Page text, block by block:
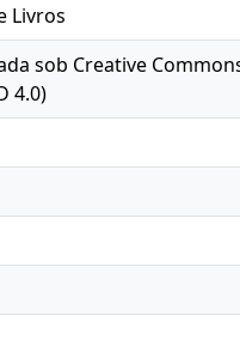
Livros
sob Creative
4.0)